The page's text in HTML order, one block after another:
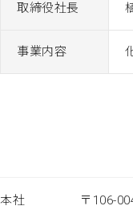
取締役社長
事業内容
本社 〒106-